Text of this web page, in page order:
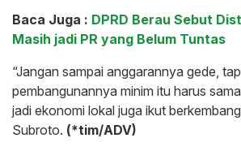
Baca Juga : DPRD Berau Sebut
Masih jadi PR yang Belum Tuntas
“Jangan sampai anggarannya gede,
pembangunannya minim itu harus
jadi ekonomi lokal juga ikut
Subroto. (*tim/ADV)